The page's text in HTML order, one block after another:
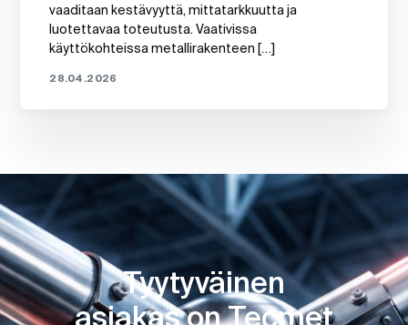
vaaditaan kestävyyttä, mittatarkkuutta ja
luotettavaa toteutusta. Vaativissa
käyttökohteissa metallirakenteen […]
28.04.2026
Tyytyväinen
asiakas on Tecmet